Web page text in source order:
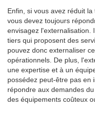
Enfin, si vous avez réduit
vous devez toujours
envisagez l'externalisation.
tiers qui proposent des
pouvez donc externaliser
opérationnels. De plus,
une expertise et à un
possédez peut-être pas en
répondre aux demandes
des équipements coûteux